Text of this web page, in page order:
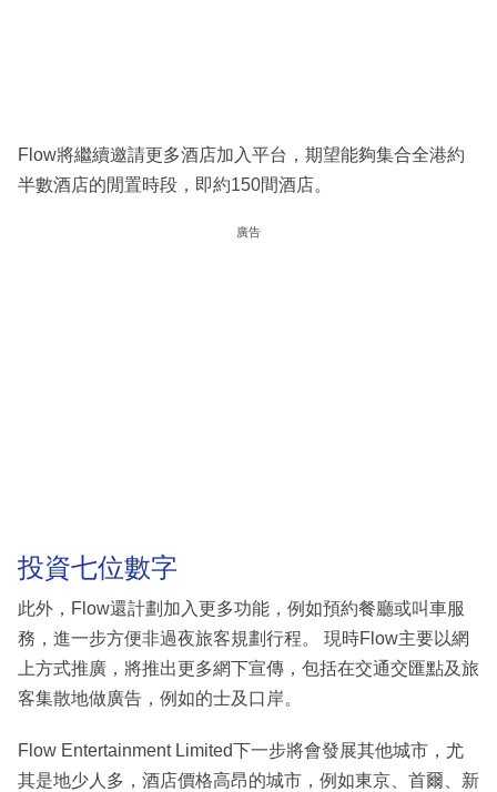
Flow將繼續邀請更多酒店加入平台，期望能夠集合全港約
半數酒店的閒置時段，即約150間酒店。
廣告
投資七位數字
此外，Flow還計劃加入更多功能，例如預約餐廳或叫車服
務，進一步方便非過夜旅客規劃行程。 現時Flow主要以網
上方式推廣，將推出更多網下宣傳，包括在交通交匯點及旅
客集散地做廣告，例如的士及口岸。
Flow Entertainment Limited下一步將會發展其他城市，尤
其是地少人多，酒店價格高昂的城市，例如東京、首爾、新